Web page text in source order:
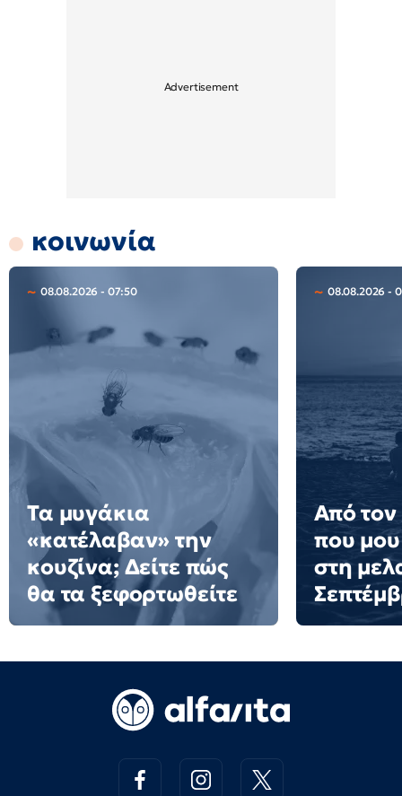
κοινωνία
08.08.2026 - 07:50
Τα μυγάκια
«κατέλαβαν» την
κουζίνα; Δείτε πώς
θα τα ξεφορτωθείτε
08.08.2026 -
Από
που
στη